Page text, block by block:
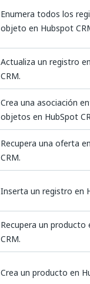
Enumera todos los
objeto en Hubspot
Actualiza un registro
CRM.
Crea una asociación
objetos en HubSpot
Recupera una oferta
CRM.
Inserta un registro en
Recupera un producto
CRM.
Crea un producto en